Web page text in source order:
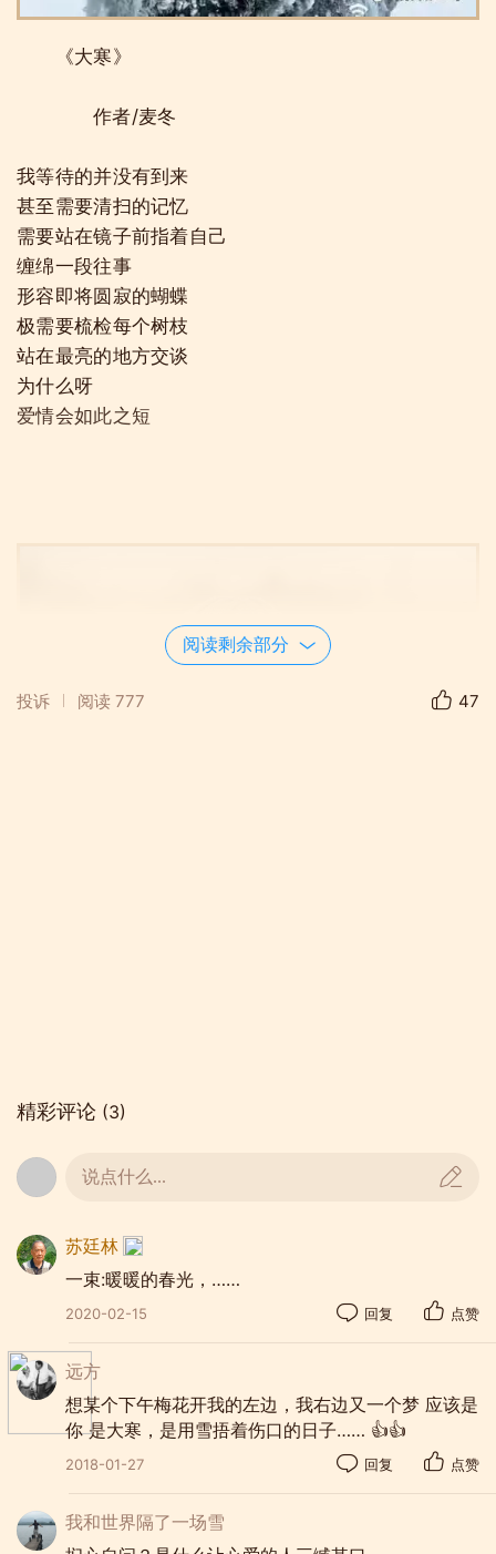
《大寒》
作者/麦冬
我等待的并没有到来
甚至需要清扫的记忆
需要站在镜子前指着自己
缠绵一段往事
形容即将圆寂的蝴蝶
极需要梳检每个树枝
站在最亮的地方交谈
为什么呀
爱情会如此之短
阅读剩余部分
投诉 阅读 777 47
精彩评论 (3)
说点什么...
苏廷林
一束:暖暖的春光，……
2020-02-15 回复 点赞
远方
想某个下午梅花开我的左边，我右边又一个梦 应该是
你 是大寒，是用雪捂着伤口的日子…… 👍👍
2018-01-27 回复 点赞
我和世界隔了一场雪